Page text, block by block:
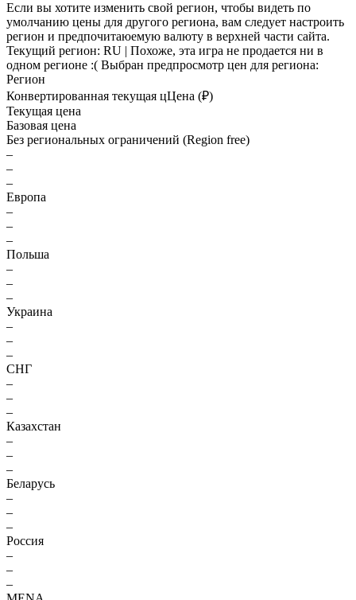
Если вы хотите изменить свой регион, чтобы видеть по
умолчанию цены для другого региона, вам следует настроить
регион и предпочитаюемую валюту в верхней части сайта.
Текущий регион: RU | Похоже, эта игра не продается ни в
одном регионе :( Выбран предпросмотр цен для региона:
Регион
Конвертированная текущая цЦена (₽)
Текущая цена
Базовая цена
Без региональных ограничений (Region free)
–
–
–
Европа
–
–
–
Польша
–
–
–
Украина
–
–
–
СНГ
–
–
–
Казахстан
–
–
–
Беларусь
–
–
–
Россия
–
–
–